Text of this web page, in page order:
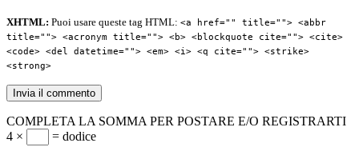
XHTML: Puoi usare queste tag HTML: <a href="" title=""> <abbr
title=""> <acronym title=""> <b> <blockquote cite=""> <cite>
<code> <del datetime=""> <em> <i> <q cite=""> <strike>
<strong>
COMPLETA LA SOMMA PER POSTARE E/O REGISTRARTI
4 ×
= dodice